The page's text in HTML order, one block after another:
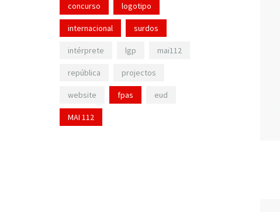
concurso logotipo
internacional surdos
intérprete lgp mai112
república projectos
website fpas eud
MAI 112